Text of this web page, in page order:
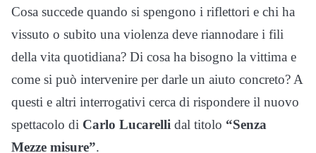
Cosa succede quando si spengono i riflettori e chi ha
vissuto o subito una violenza deve riannodare i fili
della vita quotidiana? Di cosa ha bisogno la vittima e
come si può intervenire per darle un aiuto concreto? A
questi e altri interrogativi cerca di rispondere il nuovo
spettacolo di Carlo Lucarelli dal titolo “Senza
Mezze misure”.